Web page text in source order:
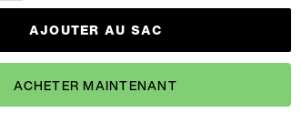
AJOUTER AU SAC
ACHETER MAINTENANT